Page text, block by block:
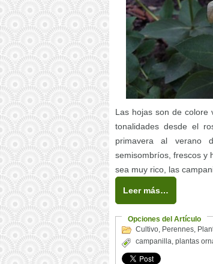
Las hojas son de colore
tonalidades desde el
primavera al verano
semisombríos, frescos y
sea muy rico, las
Leer más…
Opciones del Artículo
Cultivo, Perennes,
campanilla, plantas